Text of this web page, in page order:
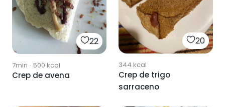
22
7min · 500 kcal
Crep de avena
20
344 kcal
Crep de trigo
sarraceno